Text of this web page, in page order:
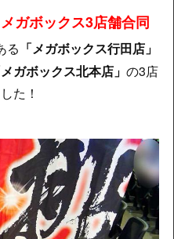
メガボックス3店舗合同
る 「メガボックス行田店」
ガボックス北本店」 の3店
た！